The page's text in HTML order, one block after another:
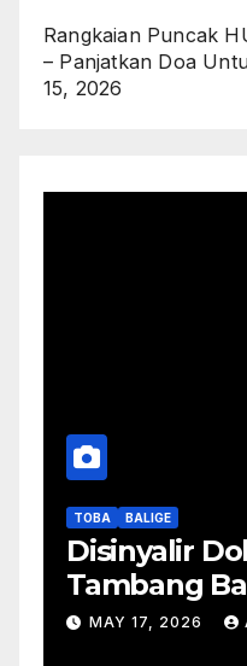
Rangkaian Puncak
– Panjatkan Doa
15, 2026
TOBA BALIGE
Disinyalir
Tambang
Simanjuntak
MAY 17, 2026